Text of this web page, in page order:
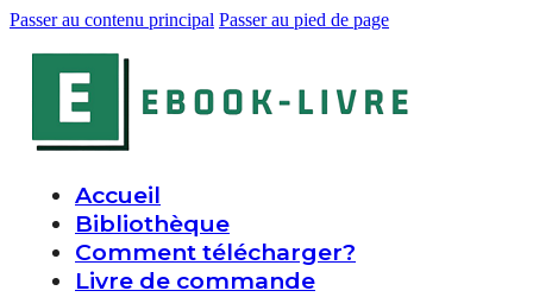
Passer au contenu principal Passer au pied de page
Accueil
Bibliothèque
Comment télécharger?
Livre de commande